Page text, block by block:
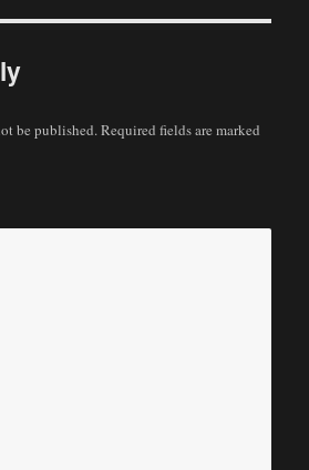
be published.Required fields are marked